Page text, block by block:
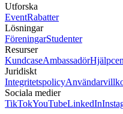
Utforska
EventRabatter
Lösningar
FöreningarStudenter
Resurser
KundcaseAmbassadör
Juridiskt
Integritetspolicy
Sociala medier
TikTokYouTubeLinkedIn